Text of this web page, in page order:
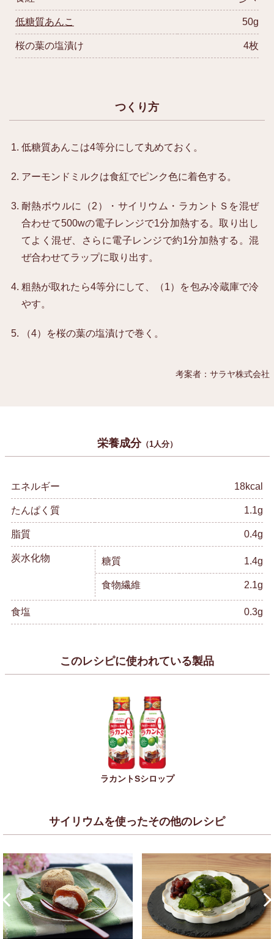
低糖質あんこ 50g
桜の葉の塩漬け 4枚
つくり方
低糖質あんこは4等分にして丸めておく。
アーモンドミルクは食紅でピンク色に着色する。
耐熱ボウルに（2）・サイリウム・ラカントＳを混ぜ
合わせて500wの電子レンジで1分加熱する。取り出し
てよく混ぜ、さらに電子レンジで約1分加熱する。混
ぜ合わせてラップに取り出す。
粗熱が取れたら4等分にして、（1）を包み冷蔵庫で冷
やす。
（4）を桜の葉の塩漬けで巻く。
考案者：サラヤ株式会社
栄養成分（1人分）
エネルギー 18kcal
たんぱく質 1.1g
脂質 0.4g
炭水化物 糖質 1.4g
食物繊維 2.1g
食塩 0.3g
このレシピに使われている製品
ラカントSシロップ
サイリウムを使ったその他のレシピ